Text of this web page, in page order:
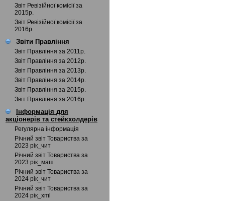
Звіт Ревізійної комісії за
2015р.
Звіт Ревізійної комісії за
2016р.
Звіти Правління
Звіт Правління за 2011р.
Звіт Правління за 2012р.
Звіт Правління за 2013р.
Звіт Правління за 2014р.
Звіт Правління за 2015р.
Звіт Правління за 2016р.
Інформація для
акціонерів та стейкхолдерів
Регулярна інформація
Річний звіт Товариства за
2023 рік_чит
Річний звіт Товариства за
2023 рік_маш
Річний звіт Товариства за
2024 рік_чит
Річний звіт Товариства за
2024 рік_xml